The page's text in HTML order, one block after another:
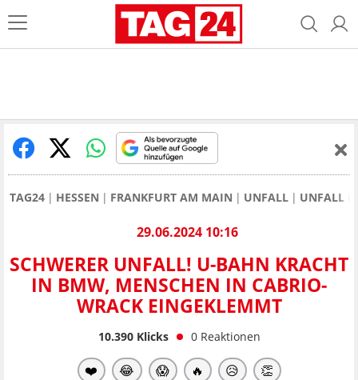
TAG24 HESSEN FRANKFURT AM MAIN UNFALL UNFALL
29.06.2024 10:16
SCHWERER UNFALL! U-BAHN KRACHT
IN BMW, MENSCHEN IN CABRIO-
WRACK EINGEKLEMMT
10.390Klicks 0 Reaktionen
❤️ 😂 😱 🔥 😥 👏